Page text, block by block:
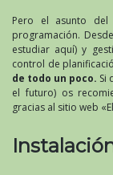
Pero el asunto
programación.
estudiar aquí) y
control de
de todo un poco. Si
el futuro) os
gracias al sitio web